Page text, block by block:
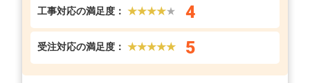
工事対応の満足度： ★★★★★ 4
受注対応の満足度： ★★★★★ 5